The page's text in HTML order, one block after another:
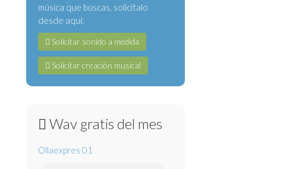
música que buscas, solicítalo
desde aquí:
Solicitar sonido a medida
Solicitar creación musical
Wav gratis del mes
Ollaexpres 01